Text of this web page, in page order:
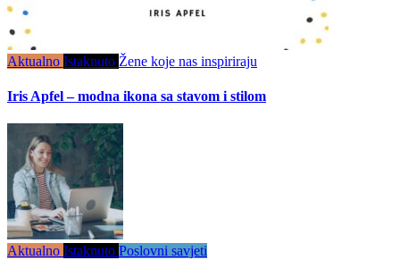
Aktualno Istaknuto Žene koje nas inspiriraju
Iris Apfel – modna ikona sa stavom i stilom
Aktualno Istaknuto Poslovni savjeti